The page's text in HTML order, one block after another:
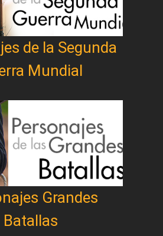
de la Segunda
Mundial
Grandes
Batallas